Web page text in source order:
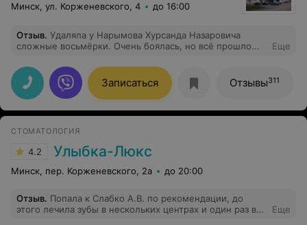
Минск, ул. Корженевского, 4 до 16:00
Отзыв. Удаляла у Нарымова Хурсанда Назаровича
сложные восьмёрки. Очень боялась, но всё прошло
Доктор был внимателен, спокойный и вселял
уверенность. Чувствуется высокий профессионализм и
опыт. Впереди ещё одно удаление восьмёрки, и
теперь иду к врачу уже спокойно и с доверием.
Огромное спасибо!
Еще
Записаться Отзывы311
СТОМАТОЛОГИЯ
4.2 Улыбка-Люкс
Минск, пер. Корженевского, 2а до 20:00
Отзыв. Попала к Слабко А.В. по рекомендации, до
этого лечила зубы в нескольких центрах и один раз в
Еще